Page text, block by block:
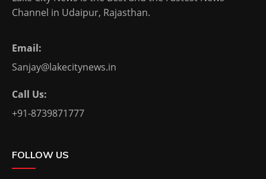
Channel in Udaipur, Rajasthan.
Email:
Sanjay@lakecitynews.in
Call Us:
+91-8739871777
FOLLOW US